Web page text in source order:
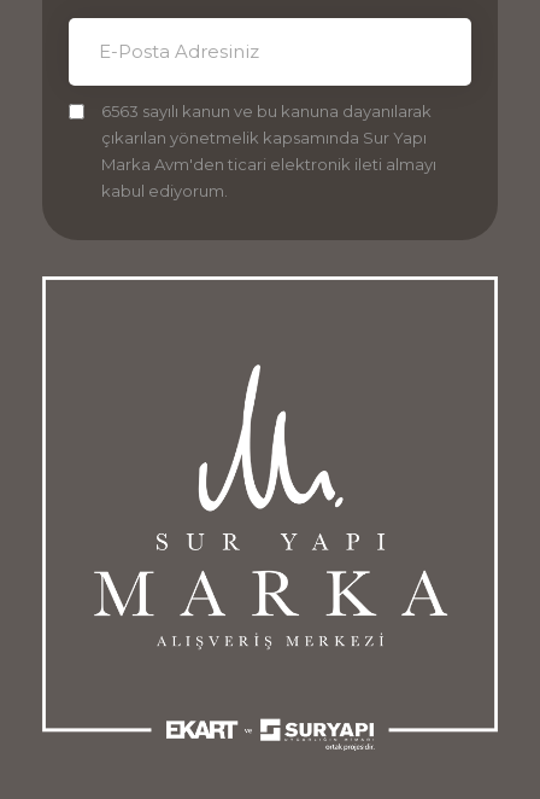
6563 sayılı kanun ve bu kanuna dayanılarak
çıkarılan yönetmelik kapsamında Sur Yapı
Marka Avm'den ticari elektronik ileti almayı
kabul ediyorum.